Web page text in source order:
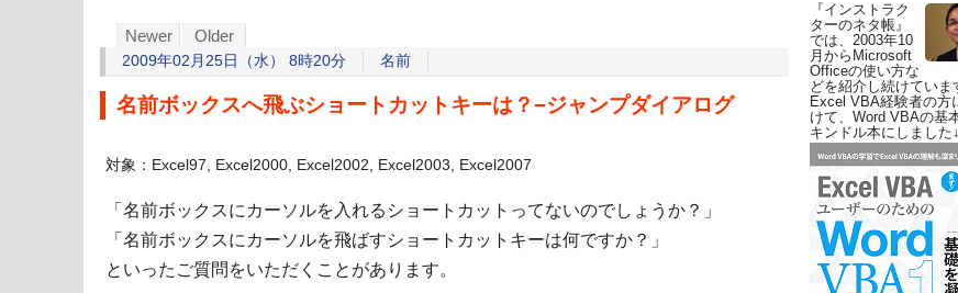
Newer Older
2009年02月25日（水） 8時20分 名前
名前ボックスへ飛ぶショートカットキーは？−ジャンプダイアログ
対象：Excel97, Excel2000, Excel2002, Excel2003, Excel2007
「名前ボックスにカーソルを入れるショートカットってないのでしょうか？」
「名前ボックスにカーソルを飛ばすショートカットキーは何ですか？」
といったご質問をいただくことがあります。
『インストラク
ターのネタ帳』
では、2003年10
月からMicrosoft
Officeの使い方な
どを紹介し続けていま
Excel VBA経験者の方
けて、Word VBAの基
キンドル本にしました